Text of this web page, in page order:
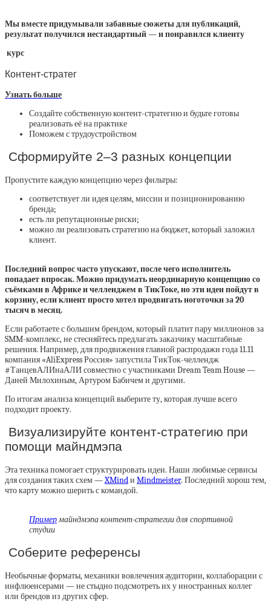
Мы вместе придумывали забавные сюжеты для публикаций,
результат получился нестандартный — и понравился клиенту
курс
Контент-стратег
Узнать больше
Создайте собственную контент-стратегию и будьте готовы
реализовать её на практике
Поможем с трудоустройством
Сформируйте 2‒3 разных концепции
Пропустите каждую концепцию через фильтры:
соответствует ли идея целям, миссии и позиционированию
бренда;
есть ли репутационные риски;
можно ли реализовать стратегию на бюджет, который заложил
клиент.
Последний вопрос часто упускают, после чего исполнитель
попадает впросак. Можно придумать неординарную концепцию со
съёмками в Африке и челленджем в ТикТоке, но эти идеи пойдут в
корзину, если клиент просто хотел продвигать ноготочки за 20
тысяч в месяц.
Если работаете с большим брендом, который платит пару миллионов за
SMM-комплекс, не стесняйтесь предлагать заказчику масштабные
решения. Например, для продвижения главной распродажи года 11.11
компания «AliExpress Россия» запустила ТикТок-челлендж
#ТанцевАЛИнаАЛИ совместно с участниками Dream Team House —
Даней Милохиным, Артуром Бабичем и другими.
По итогам анализа концепций выберите ту, которая лучше всего
подходит проекту.
Визуализируйте контент-стратегию при
помощи майндмэпа
Эта техника помогает структурировать идеи. Наши любимые сервисы
для создания таких схем —XMindи Mindmeister. Последний хорош тем,
что карту можно шерить с командой.
Примермайндмэпа контент-стратегии для спортивной
студии
Соберите референсы
Необычные форматы, механики вовлечения аудитории, коллаборации с
инфлюенсерами — не стыдно подсмотреть их у иностранных коллег
или брендов из других сфер.